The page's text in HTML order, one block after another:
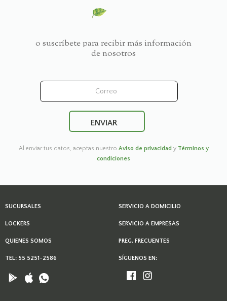
o suscríbete para recibir más información
de nosotros
Al enviar tus datos, aceptas nuestro Aviso de privacidad y Términos y
condiciones
SUCURSALES
LOCKERS
SERVICIO A DOMICILIO
SERVICIO A EMPRESAS
PREG. FRECUENTES
QUIENES SOMOS
TEL: 55 5251-2586 SÍGUENOS EN: